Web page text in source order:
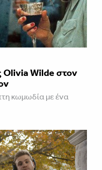
Olivia Wilde στον
κωμωδία με ένα